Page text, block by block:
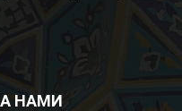
НАМИ